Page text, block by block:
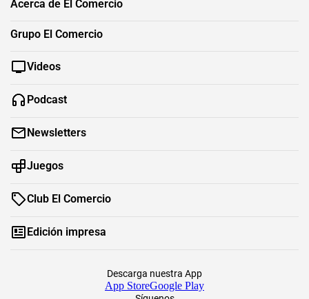
Acerca de El Comercio
Grupo El Comercio
Videos
Podcast
Newsletters
Juegos
Club El Comercio
Edición impresa
Descarga nuestra App
App StoreGoogle Play